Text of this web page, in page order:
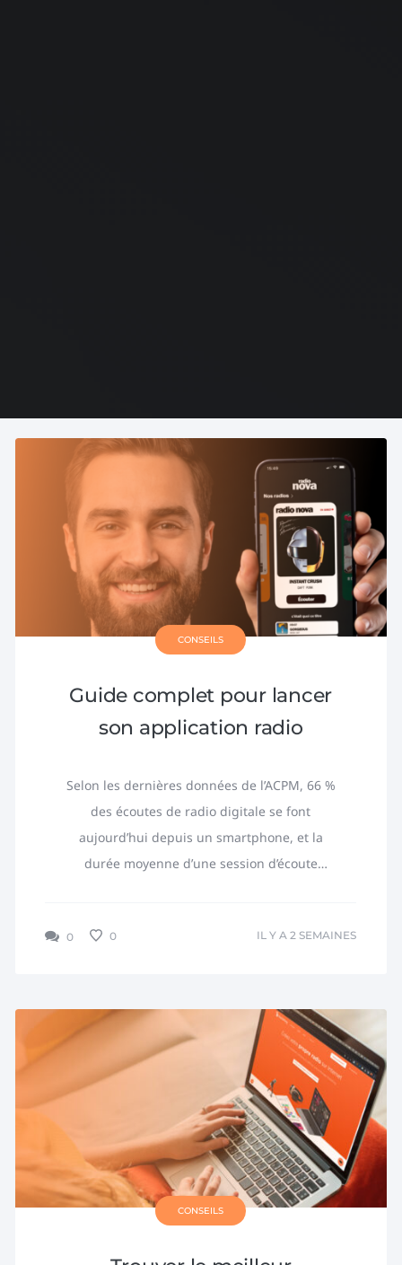
CONSEILS
Guide complet pour lancer
son application radio
Selon les dernières données de l’ACPM, 66 %
des écoutes de radio digitale se font
aujourd’hui depuis un smartphone, et la
durée moyenne d’une session d’écoute
0 0 IL Y A 2 SEMAINES
CONSEILS